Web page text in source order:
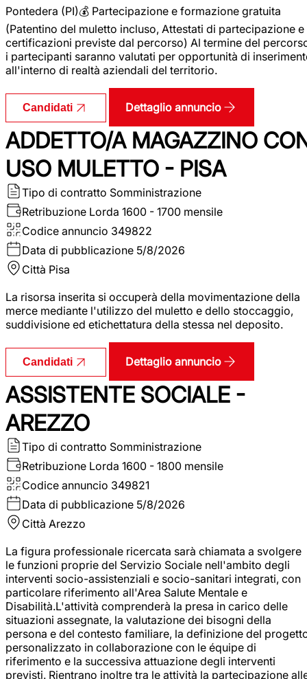
Pontedera (PI)💰 Partecipazione e formazione gratuita
(Patentino del muletto incluso, Attestati di partecipazione e
certificazioni previste dal percorso) Al termine del
i partecipanti saranno valutati per opportunità di
all'interno di realtà aziendali del territorio.
Candidati Dettaglio annuncio
ADDETTO/A MAGAZZINO
USO MULETTO - PISA
Tipo di contratto Somministrazione
Retribuzione Lorda 1600 - 1700 mensile
Codice annuncio 349822
Data di pubblicazione 5/8/2026
Città Pisa
La risorsa inserita si occuperà della movimentazione della
merce mediante l'utilizzo del muletto e dello stoccaggio,
suddivisione ed etichettatura della stessa nel deposito.
Candidati Dettaglio annuncio
ASSISTENTE SOCIALE -
AREZZO
Tipo di contratto Somministrazione
Retribuzione Lorda 1600 - 1800 mensile
Codice annuncio 349821
Data di pubblicazione 5/8/2026
Città Arezzo
La figura professionale ricercata sarà chiamata a svolgere
le funzioni proprie del Servizio Sociale nell'ambito degli
interventi socio-assistenziali e socio-sanitari integrati, con
particolare riferimento all'Area Salute Mentale e
Disabilità.L'attività comprenderà la presa in carico delle
situazioni assegnate, la valutazione dei bisogni della
persona e del contesto familiare, la definizione del
personalizzato in collaborazione con le équipe di
riferimento e la successiva attuazione degli interventi
previsti. Rientrano inoltre tra le attività la partecipazione